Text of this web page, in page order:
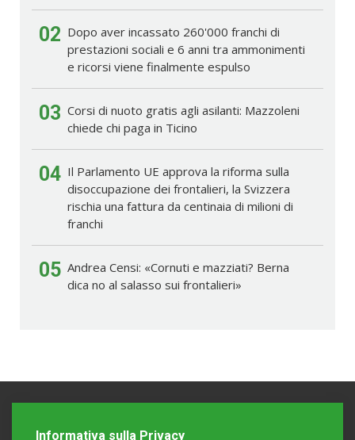
02 Dopo aver incassato 260'000 franchi di
prestazioni sociali e 6 anni tra ammonimenti
e ricorsi viene finalmente espulso
03 Corsi di nuoto gratis agli asilanti: Mazzoleni
chiede chi paga in Ticino
04 Il Parlamento UE approva la riforma sulla
disoccupazione dei frontalieri, la Svizzera
rischia una fattura da centinaia di milioni di
franchi
05 Andrea Censi: «Cornuti e mazziati? Berna
dica no al salasso sui frontalieri»
Informativa sulla Privacy